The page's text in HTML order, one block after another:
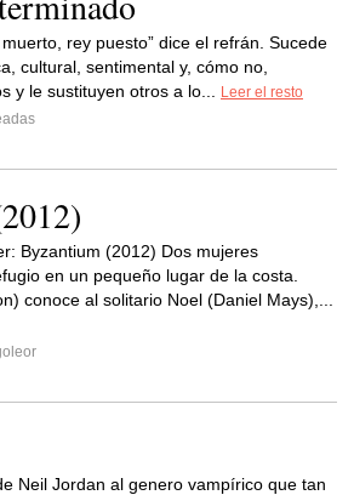
muerto, rey puesto” dice el refrán. Sucede
cultural, sentimental y, cómo no,
y le sustituyen otros a lo...
Leer el resto
Byzantium (2012) Dos mujeres
en un pequeño lugar de la costa.
conoce al solitario Noel (Daniel Mays),...
Neil Jordan al genero vampírico que tan